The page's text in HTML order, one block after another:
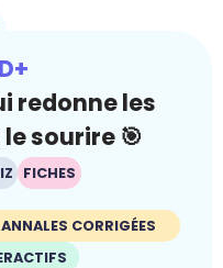
redonne les
sourire 🎯
FICHES
ANNALES CORRIGÉES